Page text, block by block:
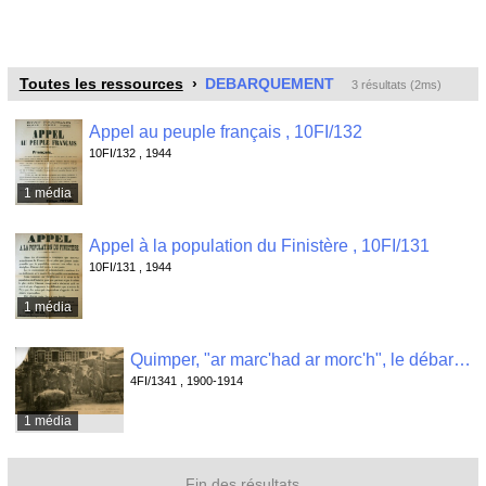
Toutes les ressources DEBARQUEMENT 3 résultats (2ms)
1 média
Appel au peuple français , 10FI/132
10FI/132 , 1944
1 média
Appel à la population du Finistère , 10FI/131
10FI/131 , 1944
1 média
Quimper, "ar marc'had ar morc'h", le débarquement des cochons au champ de foire , 4FI/1341
4FI/1341 , 1900-1914